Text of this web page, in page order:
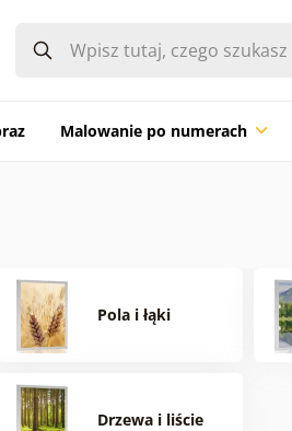
Malowanie po numerach
Pola i łąki
Drzewa i liście